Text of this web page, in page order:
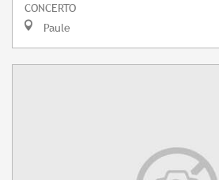
CONCERTO
Paule